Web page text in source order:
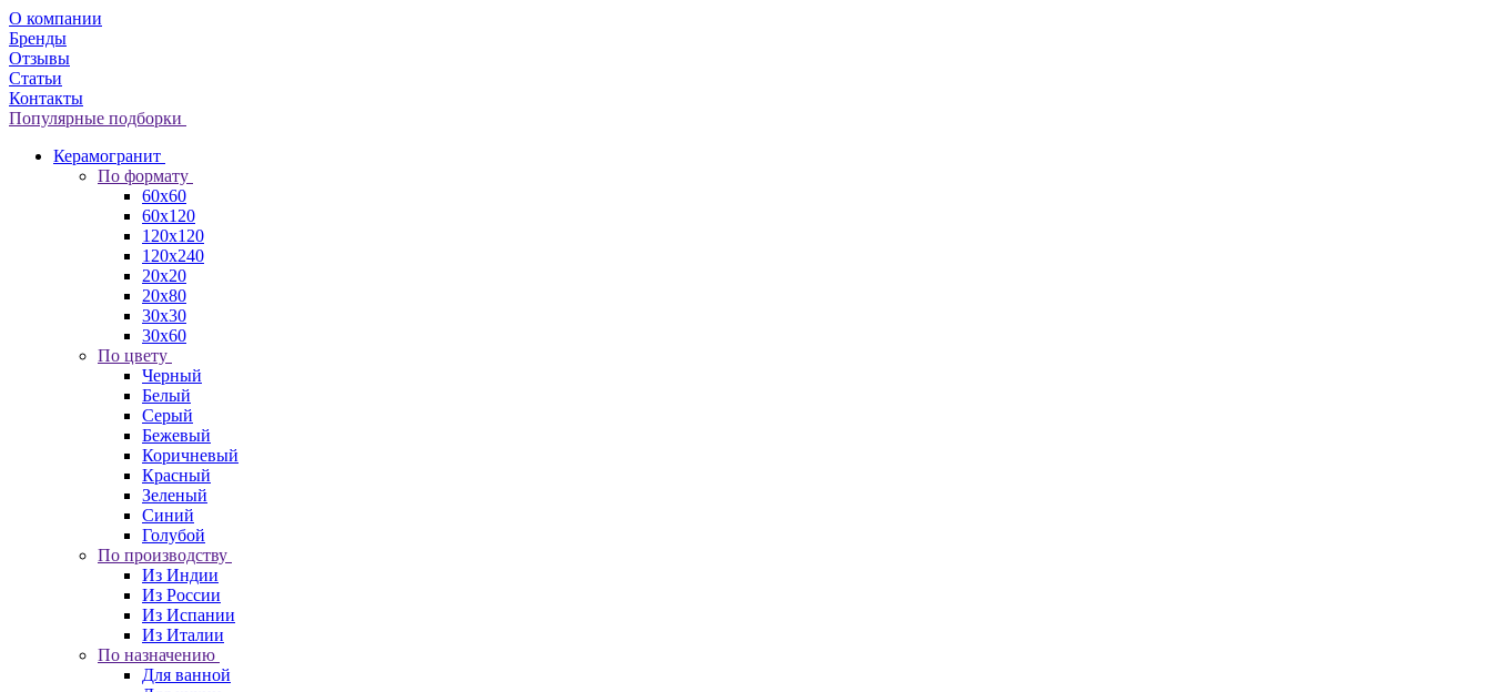
О компании
Бренды
Отзывы
Статьи
Контакты
Популярные подборки
Керамогранит
По формату
60x60
60x120
120x120
120x240
20x20
20x80
30x30
30x60
По цвету
Черный
Белый
Серый
Бежевый
Коричневый
Красный
Зеленый
Синий
Голубой
По производству
Из Индии
Из России
Из Испании
Из Италии
По назначению
Для ванной